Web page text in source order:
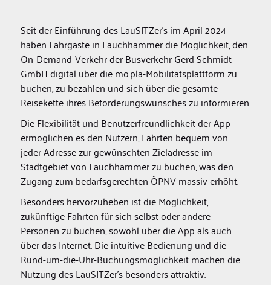
Seit der Einführung des LauSITZer's im April 2024
haben Fahrgäste in Lauchhammer die Möglichkeit, den
On-Demand-Verkehr der Busverkehr Gerd Schmidt
GmbH digital über die mo.pla-Mobilitätsplattform zu
buchen, zu bezahlen und sich über die gesamte
Reisekette ihres Beförderungswunsches zu informieren.
Die Flexibilität und Benutzerfreundlichkeit der App
ermöglichen es den Nutzern, Fahrten bequem von
jeder Adresse zur gewünschten Zieladresse im
Stadtgebiet von Lauchhammer zu buchen, was den
Zugang zum bedarfsgerechten ÖPNV massiv erhöht.
Besonders hervorzuheben ist die Möglichkeit,
zukünftige Fahrten für sich selbst oder andere
Personen zu buchen, sowohl über die App als auch
über das Internet. Die intuitive Bedienung und die
Rund-um-die-Uhr-Buchungsmöglichkeit machen die
Nutzung des LauSITZer's besonders attraktiv.